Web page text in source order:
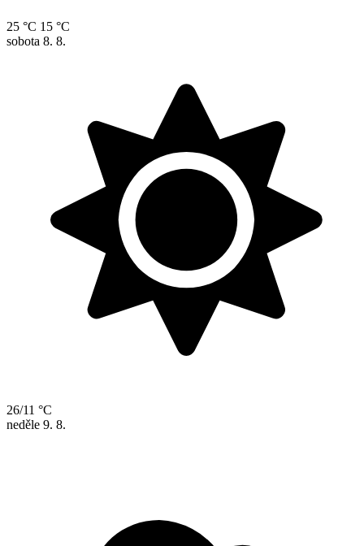
25 °C 15 °C
sobota 8. 8.
26/11 °C
neděle 9. 8.